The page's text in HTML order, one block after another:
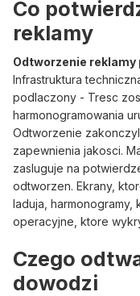
Co
reklamy
Odtworzenie
Infrastruktura
podlaczony - Tresc
harmonogramowania
Odtworzenie
zapewnienia jakosci.
zasluguje na
odtworzen. Ekrany,
laduja,
operacyjne, ktore
Czego
dowodzi